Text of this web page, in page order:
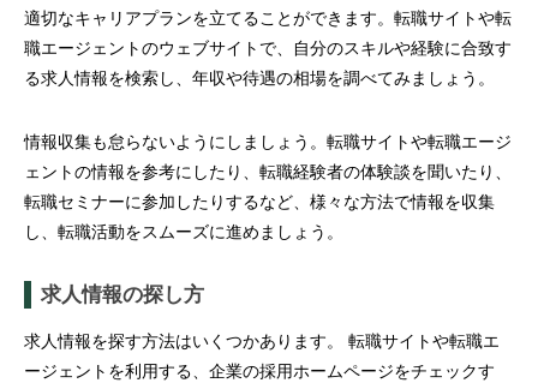
適切なキャリアプランを立てることができます。転職サイトや転
職エージェントのウェブサイトで、自分のスキルや経験に合致す
る求人情報を検索し、年収や待遇の相場を調べてみましょう。
情報収集も怠らないようにしましょう。転職サイトや転職エージ
ェントの情報を参考にしたり、転職経験者の体験談を聞いたり、
転職セミナーに参加したりするなど、様々な方法で情報を収集
し、転職活動をスムーズに進めましょう。
求人情報の探し方
求人情報を探す方法はいくつかあります。 転職サイトや転職エ
ージェントを利用する、企業の採用ホームページをチェックす